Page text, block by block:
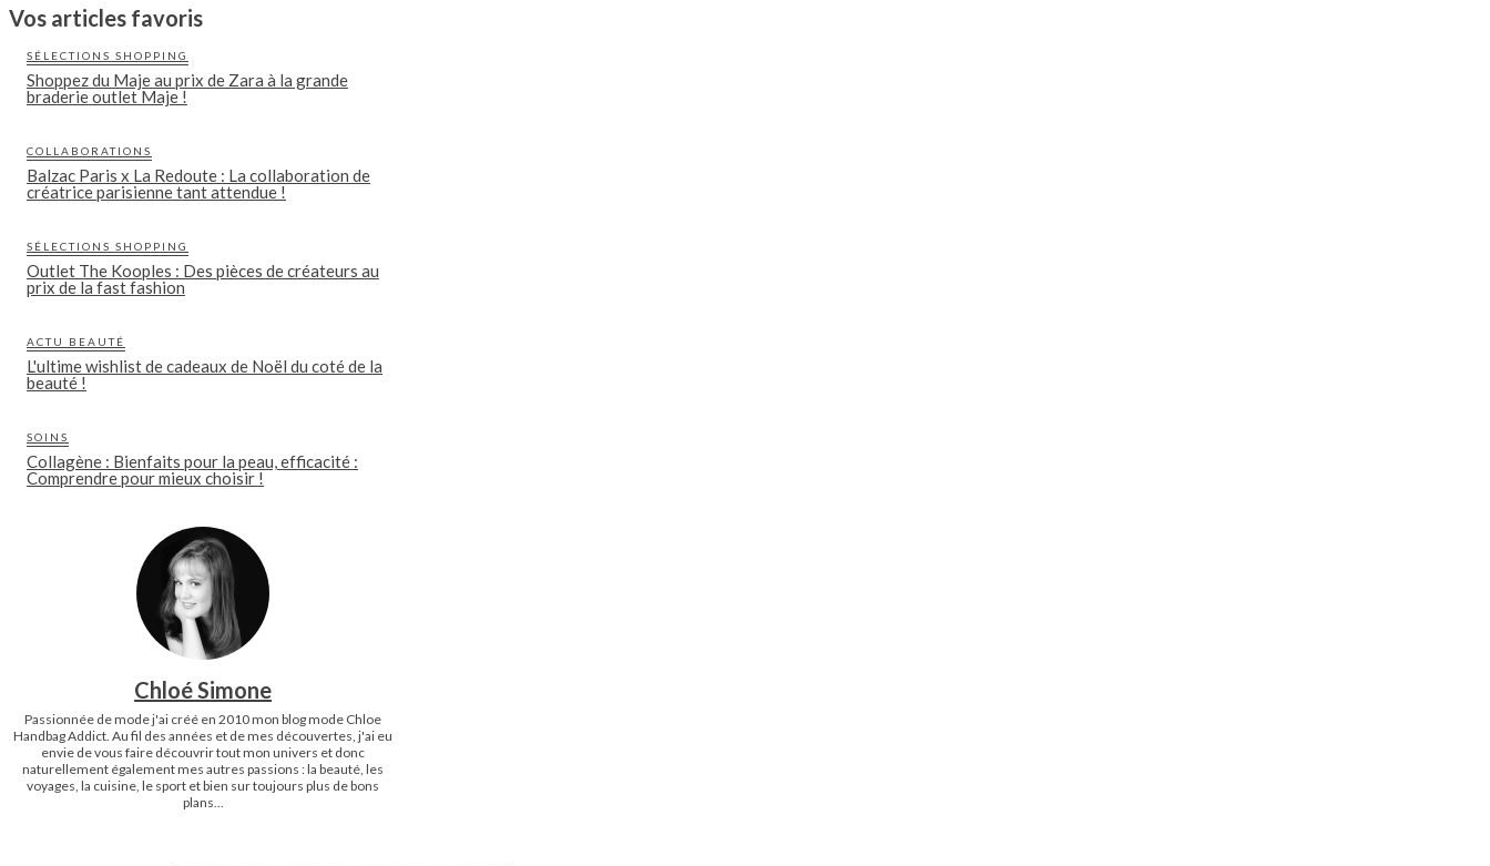
Vos articles favoris
SÉLECTIONS SHOPPING
Shoppez du Maje au prix de Zara à la grande
braderie outlet Maje !
COLLABORATIONS
Balzac Paris x La Redoute : La collaboration de
créatrice parisienne tant attendue !
SÉLECTIONS SHOPPING
Outlet The Kooples : Des pièces de créateurs au
prix de la fast fashion
ACTU BEAUTÉ
L'ultime wishlist de cadeaux de Noël du coté de la
beauté !
SOINS
Collagène : Bienfaits pour la peau, efficacité :
Comprendre pour mieux choisir !
Chloé Simone
Passionnée de mode j'ai créé en 2010 mon blog mode Chloe
Handbag Addict. Au fil des années et de mes découvertes, j'ai eu
envie de vous faire découvrir tout mon univers et donc
naturellement également mes autres passions : la beauté, les
voyages, la cuisine, le sport et bien sur toujours plus de bons
plans...